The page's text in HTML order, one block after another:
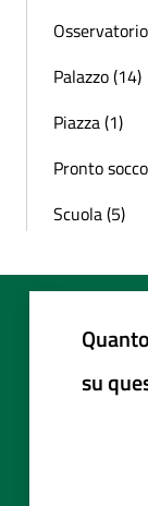
Palazzo (14)
Piazza (1)
Pronto
Scuola (5)
su